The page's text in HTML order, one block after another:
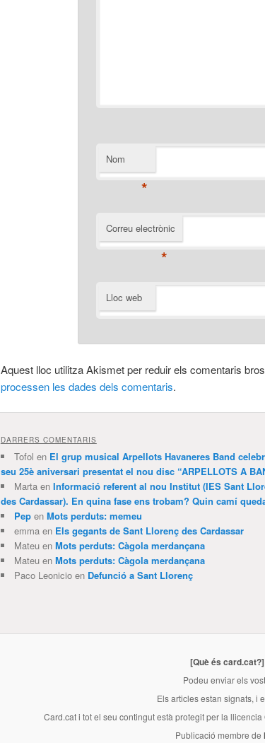
Nom
*
Correu electrònic
*
Lloc web
Aquest lloc utilitza Akismet per reduir els comentaris
processen les dades dels comentaris.
DARRERS COMENTARIS
Tofol en El grup musical Arpellots Havaneres Band
seu 25è aniversari presentat el nou disc “ARPELLOTS A
Martaen Informació referent al nou Institut (IES Sant
des Cardassar). En quina fase ens trobam? Quin camí
Pepen Mots perduts: memeu
emmaen Els gegants de Sant Llorenç des Cardassar
Mateuen Mots perduts: Càgola merdançana
Mateuen Mots perduts: Càgola merdançana
Paco Leonicioen Defunció a Sant Llorenç
[Què és card.cat?]
Podeu enviar els
Els articles estan signats, i
Card.cati tot el seu contingut està protegit per la llicencia
Publicació membre de